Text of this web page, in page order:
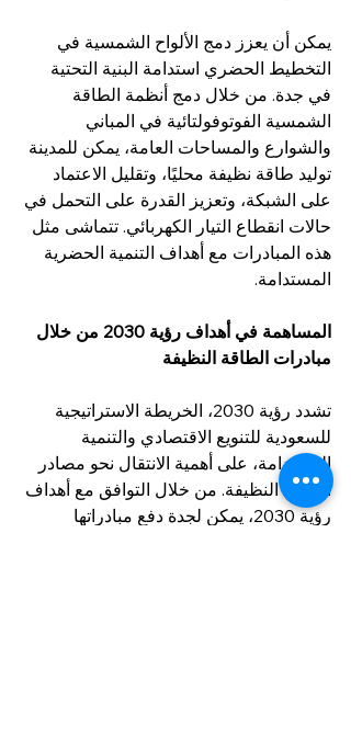
يمكن أن يعزز دمج الألواح الشمسية في
التخطيط الحضري استدامة البنية التحتية
في جدة. من خلال دمج أنظمة الطاقة
الشمسية الفوتوفولتائية في المباني
والشوارع والمساحات العامة، يمكن للمدينة
توليد طاقة نظيفة محليًا، وتقليل الاعتماد
على الشبكة، وتعزيز القدرة على التحمل في
حالات انقطاع التيار الكهربائي. تتماشى مثل
هذه المبادرات مع أهداف التنمية الحضرية
المستدامة.
المساهمة في أهداف رؤية 2030 من خلال
مبادرات الطاقة النظيفة
تشدد رؤية 2030، الخريطة الاستراتيجية
للسعودية للتنويع الاقتصادي والتنمية
المستدامة، على أهمية الانتقال نحو مصادر
الطاقة النظيفة. من خلال التوافق مع أهداف
رؤية 2030، يمكن لجدة دفع مبادراتها